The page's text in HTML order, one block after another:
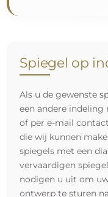
Gratis
U hoeft zich geen
zorgen ervoor dat de
aankomt, en dat
ons eigen
kunnen wij u
aankomt, zonder
spiegel met grote
een snelle levering.